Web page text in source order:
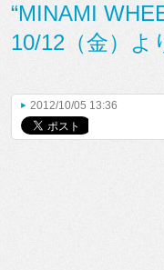
“MINAMI
10/12（金）よ
2012/10/05 13:36